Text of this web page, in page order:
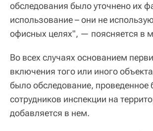
обследования было уточнено их
использование – они не
офисных целях", — поясняется в
Во всех случаях основанием
включения того или иного
было обследование, проведенное
сотрудников инспекции на
добавляется в нем.